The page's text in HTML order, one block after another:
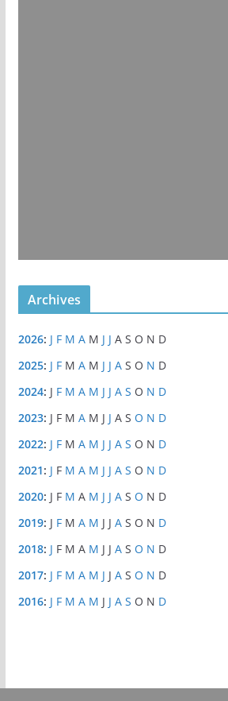
Archives
2026: J F M A M J J A S O N D
2025: J F M A M J J A S O N D
2024: J F M A M J J A S O N D
2023: J F M A M J J A S O N D
2022: J F M A M J J A S O N D
2021: J F M A M J J A S O N D
2020: J F M A M J J A S O N D
2019: J F M A M J J A S O N D
2018: J F M A M J J A S O N D
2017: J F M A M J J A S O N D
2016: J F M A M J J A S O N D